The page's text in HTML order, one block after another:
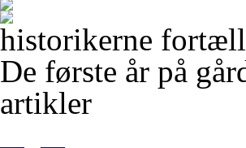
historikerne
De første år på
artikler